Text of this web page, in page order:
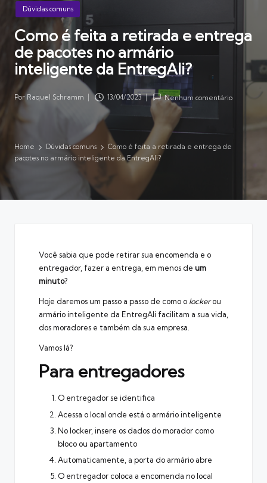
Posted
in
Dúvidas comuns
Como é feita a retirada e entrega
de pacotes no armário
inteligente da EntregAli?
Posted
Por Raquel Schramm 13/04/2023 Nenhum comentário
Home Dúvidas comuns
Como é feita a retirada e entrega de
pacotes no armário inteligente da EntregAli?
Você sabia que pode retirar sua encomenda e o
entregador, fazer a entrega, em menos de um
minuto?
Hoje daremos um passo a passo de como o lockerou
armário inteligente da EntregAli facilitam a sua vida,
dos moradores e também da sua empresa.
Vamos lá?
Para entregadores
O entregador se identifica
Acessa o local onde está o armário inteligente
Nolocker, insere os dados do morador como
bloco ou apartamento
Automaticamente, a porta do armário abre
O entregador coloca a encomenda no local